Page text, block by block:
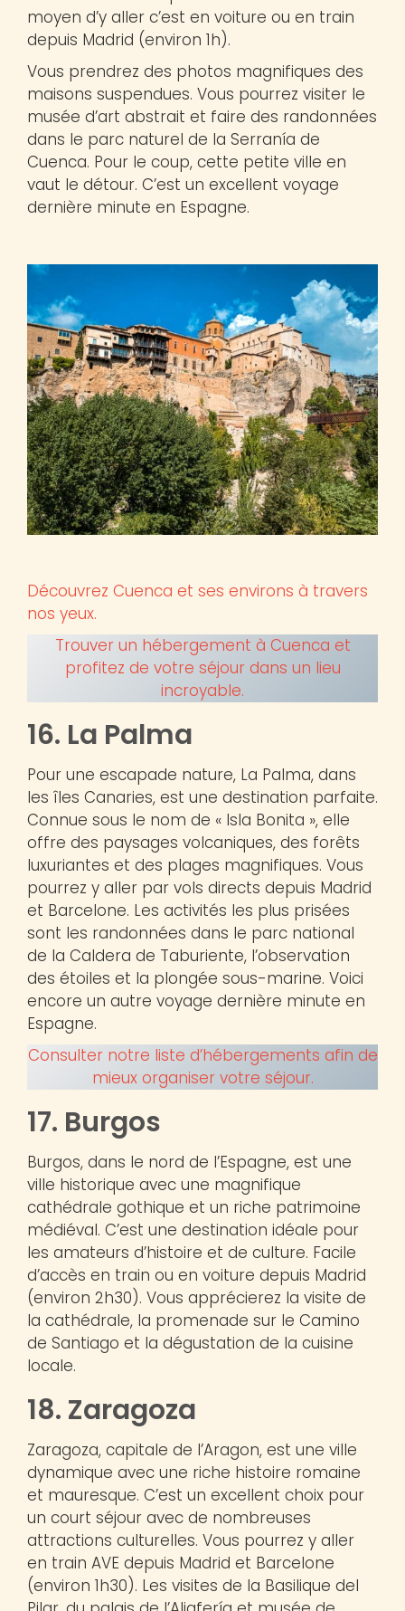
moyen d’y aller c’est en voiture ou en train
depuis Madrid (environ 1h).
Vous prendrez des photos magnifiques des
maisons suspendues. Vous pourrez visiter le
musée d’art abstrait et faire des randonnées
dans le parc naturel de la Serranía de
Cuenca. Pour le coup, cette petite ville en
vaut le détour. C’est un excellent voyage
dernière minute en Espagne.
Découvrez Cuenca et ses environs à travers
nos yeux.
Trouver un hébergement à Cuenca et
profitez de votre séjour dans un lieu
incroyable.
16. La Palma
Pour une escapade nature, La Palma, dans
les îles Canaries, est une destination parfaite.
Connue sous le nom de « Isla Bonita », elle
offre des paysages volcaniques, des forêts
luxuriantes et des plages magnifiques. Vous
pourrez y aller par vols directs depuis Madrid
et Barcelone. Les activités les plus prisées
sont les randonnées dans le parc national
de la Caldera de Taburiente, l’observation
des étoiles et la plongée sous-marine. Voici
encore un autre voyage dernière minute en
Espagne.
Consulter notre liste d’hébergements afin de
mieux organiser votre séjour.
17. Burgos
Burgos, dans le nord de l’Espagne, est une
ville historique avec une magnifique
cathédrale gothique et un riche patrimoine
médiéval. C’est une destination idéale pour
les amateurs d’histoire et de culture. Facile
d’accès en train ou en voiture depuis Madrid
(environ 2h30). Vous apprécierez la visite de
la cathédrale, la promenade sur le Camino
de Santiago et la dégustation de la cuisine
locale.
18. Zaragoza
Zaragoza, capitale de l’Aragon, est une ville
dynamique avec une riche histoire romaine
et mauresque. C’est un excellent choix pour
un court séjour avec de nombreuses
attractions culturelles. Vous pourrez y aller
en train AVE depuis Madrid et Barcelone
(environ 1h30). Les visites de la Basilique del